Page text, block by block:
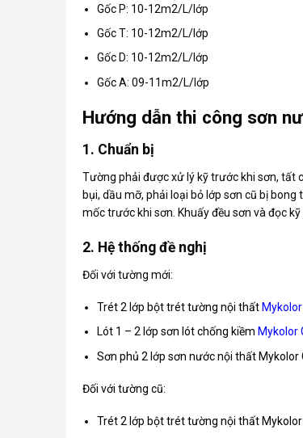
Gốc P: 10-12m2/L/lớp
Gốc T: 10-12m2/L/lớp
Gốc D: 10-12m2/L/lớp
Gốc A: 09-11m2/L/lớp
Hướng dẫn thi công sơn
1. Chuẩn bị
Tường phải được xử lý kỹ trước khi sơn, tất
bụi, dầu mỡ, phải loại bỏ lớp sơn cũ bị
mốc trước khi sơn. Khuấy đều sơn và đọc
2. Hệ thống đề nghị
Đối với tường mới:
Trét 2 lớp bột trét tường nội thất
Lót 1 – 2 lớp sơn lót chống kiềm Mykolor
Sơn phủ 2 lớp sơn nước nội thất Mykolor
Đối với tường cũ:
Trét 2 lớp bột trét tường nội thất Mykolor